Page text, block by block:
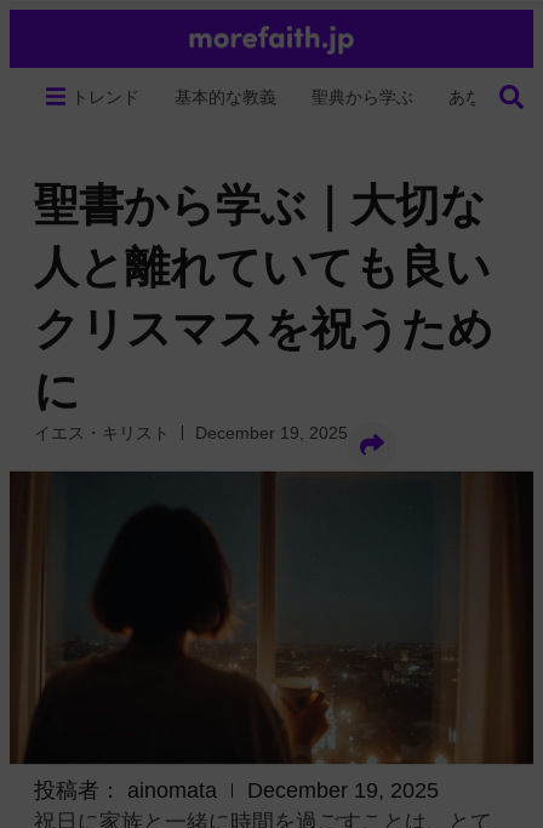
トレンド 基本的な教義 聖典から学ぶ あなたの生
聖書から学ぶ｜大切な
人と離れていても良い
クリスマスを祝うため
に
イエス・キリスト December 19, 2025
投稿者： ainomata
December 19, 2025
祝日に家族と一緒に時間を過ごすことは、とて